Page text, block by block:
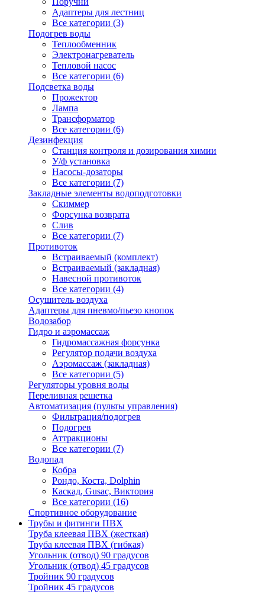
Адаптеры для лестниц
Все категории (3)
Подогрев воды
Теплообменник
Электронагреватель
Тепловой насос
Все категории (6)
Подсветка воды
Прожектор
Лампа
Трансформатор
Все категории (6)
Дезинфекция
Станция контроля и дозирования химии
У/ф установка
Насосы-дозаторы
Все категории (7)
Закладные элементы водоподготовки
Скиммер
Форсунка возврата
Слив
Все категории (7)
Противоток
Встраиваемый (комплект)
Встраиваемый (закладная)
Навесной противоток
Все категории (4)
Осушитель воздуха
Адаптеры для пневмо/пьезо кнопок
Водозабор
Гидро и аэромассаж
Гидромассажная форсунка
Регулятор подачи воздуха
Аэромассаж (закладная)
Все категории (5)
Регуляторы уровня воды
Переливная решетка
Автоматизация (пульты управления)
Фильтрация/подогрев
Подогрев
Аттракционы
Все категории (7)
Водопад
Кобра
Рондо, Коста, Dolphin
Каскад, Gusac, Виктория
Все категории (16)
Спортивное оборудование
Трубы и фитинги ПВХ
Труба клеевая ПВХ (жесткая)
Труба клеевая ПВХ (гибкая)
Угольник (отвод) 90 градусов
Угольник (отвод) 45 градусов
Тройник 90 градусов
Тройник 45 градусов